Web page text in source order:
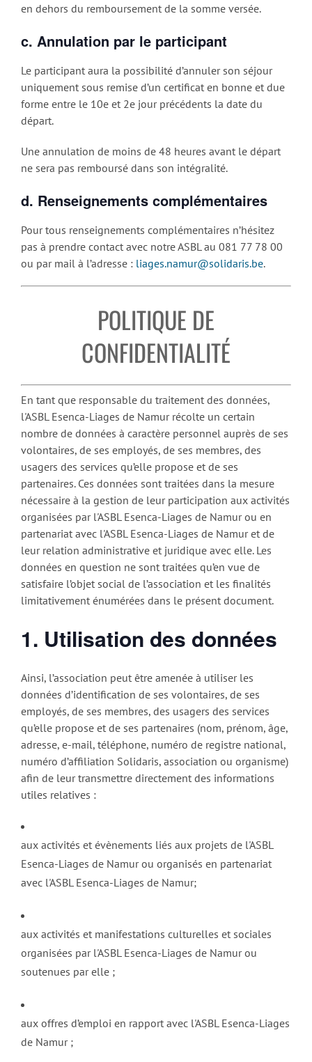
en dehors du remboursement de la somme versée.
c. Annulation par le participant
Le participant aura la possibilité d’annuler son séjour
uniquement sous remise d’un certificat en bonne et due
forme entre le 10e et 2e jour précédents la date du
départ.
Une annulation de moins de 48 heures avant le départ
ne sera pas remboursé dans son intégralité.
d. Renseignements complémentaires
Pour tous renseignements complémentaires n’hésitez
pas à prendre contact avec notre ASBL au 081 77 78 00
ou par mail à l’adresse : liages.namur@solidaris.be.
POLITIQUE DE
CONFIDENTIALITÉ
En tant que responsable du traitement des données,
l'ASBL Esenca-Liages de Namur récolte un certain
nombre de données à caractère personnel auprès de ses
volontaires, de ses employés, de ses membres, des
usagers des services qu’elle propose et de ses
partenaires. Ces données sont traitées dans la mesure
nécessaire à la gestion de leur participation aux activités
organisées par l'ASBL Esenca-Liages de Namur ou en
partenariat avec l'ASBL Esenca-Liages de Namur et de
leur relation administrative et juridique avec elle. Les
données en question ne sont traitées qu’en vue de
satisfaire l’objet social de l’association et les finalités
limitativement énumérées dans le présent document.
1. Utilisation des données
Ainsi, l’association peut être amenée à utiliser les
données d’identification de ses volontaires, de ses
employés, de ses membres, des usagers des services
qu’elle propose et de ses partenaires (nom, prénom, âge,
adresse, e-mail, téléphone, numéro de registre national,
numéro d’affiliation Solidaris, association ou organisme)
afin de leur transmettre directement des informations
utiles relatives :
aux activités et évènements liés aux projets de l'ASBL
Esenca-Liages de Namur ou organisés en partenariat
avec l'ASBL Esenca-Liages de Namur;
aux activités et manifestations culturelles et sociales
organisées par l'ASBL Esenca-Liages de Namurou
soutenues par elle ;
aux offres d’emploi en rapport avec l'ASBL Esenca-Liages
de Namur ;